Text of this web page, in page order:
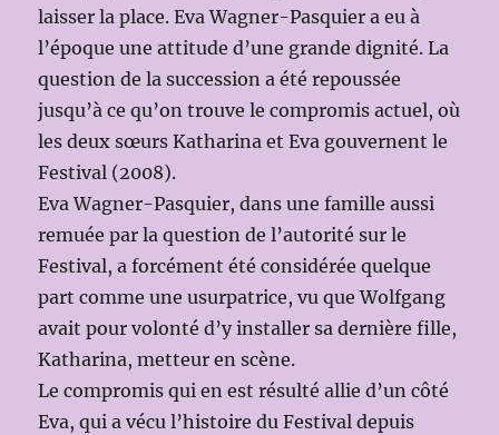
laisser la place. Eva Wagner-Pasquier a eu à
l’époque une attitude d’une grande dignité. La
question de la succession a été repoussée
jusqu’à ce qu’on trouve le compromis actuel, où
les deux sœurs Katharina et Eva gouvernent le
Festival (2008).
Eva Wagner-Pasquier, dans une famille aussi
remuée par la question de l’autorité sur le
Festival, a forcément été considérée quelque
part comme une usurpatrice, vu que Wolfgang
avait pour volonté d’y installer sa dernière fille,
Katharina, metteur en scène.
Le compromis qui en est résulté allie d’un côté
Eva, qui a vécu l’histoire du Festival depuis